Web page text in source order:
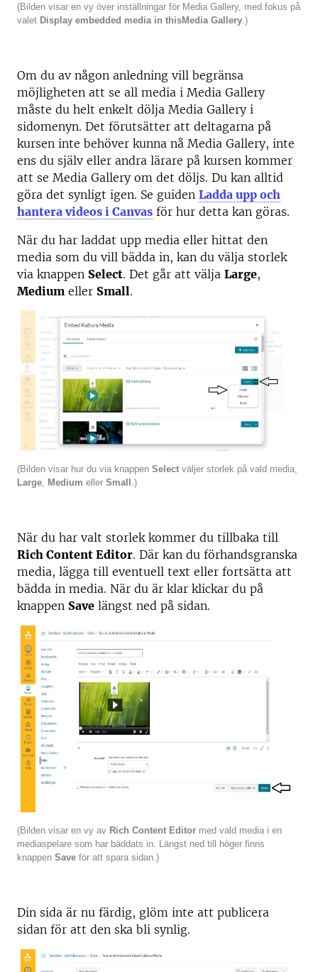
(Bilden visar en vy över inställningar för Media Gallery, med fokus på
valet Display embedded media in thisMedia Gallery .)
Om du av någon anledning vill begränsa
möjligheten att se all media i Media Gallery
måste du helt enkelt dölja Media Gallery i
sidomenyn. Det förutsätter att deltagarna på
kursen inte behöver kunna nå Media Gallery, inte
ens du själv eller andra lärare på kursen kommer
att se Media Gallery om det döljs. Du kan alltid
göra det synligt igen. Se guiden Ladda upp och
hantera videos i Canvas för hur detta kan göras.
När du har laddat upp media eller hittat den
media som du vill bädda in, kan du välja storlek
via knappen Select. Det går att välja Large,
Medium eller Small.
(Bilden visar hur du via knappen Select väljer storlek på vald media,
Large
Medium eller Small .)
När du har valt storlek kommer du tillbaka till
Rich Content Editor. Där kan du förhandsgranska
media, lägga till eventuell text eller fortsätta att
bädda in media. När du är klar klickar du på
knappen Save längst ned på sidan.
(Bilden visar en vy av Rich Content Editor med vald media i en
mediaspelare som har bäddats in. Längst ned till höger finns
knappen Save för att spara sidan.)
Din sida är nu färdig, glöm inte att publicera
sidan för att den ska bli synlig.